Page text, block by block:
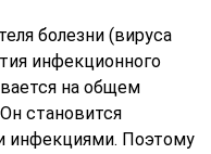
болезни (вируса
инфекционного
на общем
становится
инфекциями. Поэтому